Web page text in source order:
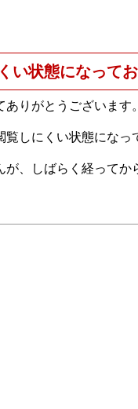
い状態になって
りがとうございます。
しにくい状態になっ
、しばらく経って